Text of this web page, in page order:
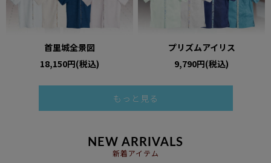
首里城全景図
18,150円(税込)
プリズムアイリス
9,790円(税込)
もっと見る
NEW ARRIVALS
新着アイテム